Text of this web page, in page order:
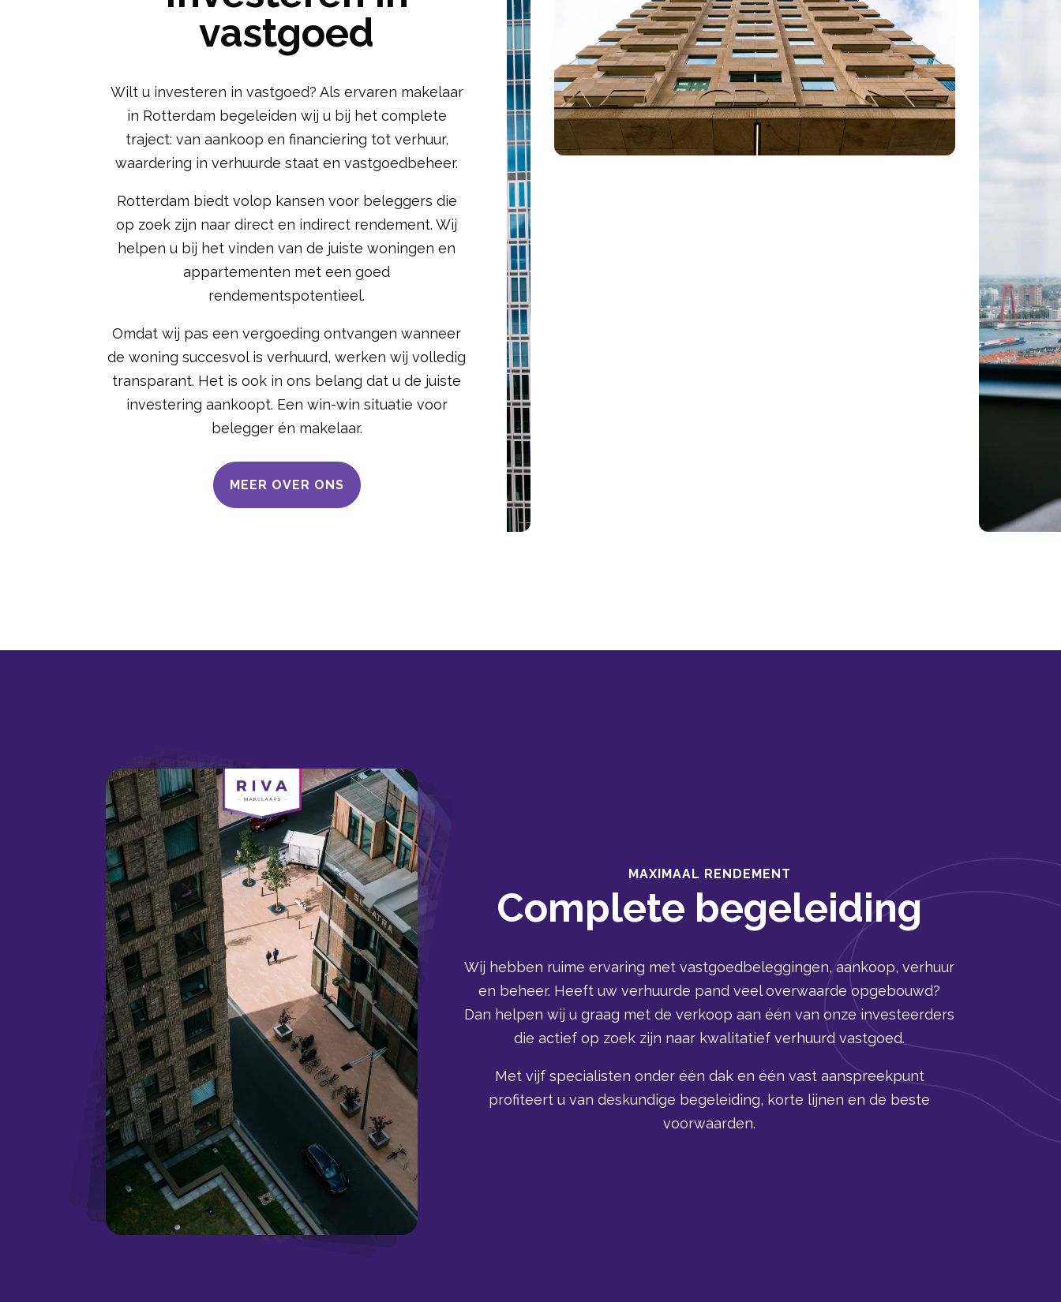
vastgoed
Wilt u investeren in vastgoed? Als ervaren makelaar
in Rotterdam begeleiden wij u bij het complete
traject: van aankoop en financiering tot verhuur,
waardering in verhuurde staat en vastgoedbeheer.
Rotterdam biedt volop kansen voor beleggers die
op zoek zijn naar direct en indirect rendement. Wij
helpen u bij het vinden van de juiste woningen en
appartementen met een goed
rendementspotentieel.
Omdat wij pas een vergoeding ontvangen wanneer
de woning succesvol is verhuurd, werken wij volledig
transparant. Het is ook in ons belang dat u de juiste
investering aankoopt. Een win-win situatie voor
belegger én makelaar.
MEER OVER ONS
MAXIMAAL RENDEMENT
Complete begeleiding
Wij hebben ruime ervaring met vastgoedbeleggingen, aankoop, verhuur
en beheer. Heeft uw verhuurde pand veel overwaarde opgebouwd?
Dan helpen wij u graag met de verkoop aan één van onze investeerders
die actief op zoek zijn naar kwalitatief verhuurd vastgoed.
Met vijf specialisten onder één dak en één vast aanspreekpunt
profiteert u van deskundige begeleiding, korte lijnen en de beste
voorwaarden.